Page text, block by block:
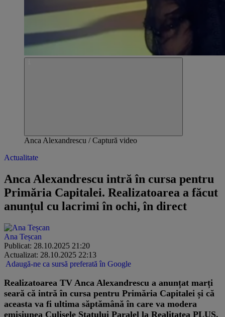
Anca Alexandrescu / Captură video
Actualitate
Anca Alexandrescu intră în cursa pentru
Primăria Capitalei. Realizatoarea a făcut
anunțul cu lacrimi în ochi, în direct
Ana Teșcan
Publicat: 28.10.2025 21:20
Actualizat: 28.10.2025 22:13
Adaugă-ne ca sursă preferată în Google
Realizatoarea TV Anca Alexandrescu a anunțat marți
seară că intră în cursa pentru Primăria Capitalei și că
aceasta va fi ultima săptămână în care va modera
emisiunea Culisele Statului Paralel la Realitatea PLUS.